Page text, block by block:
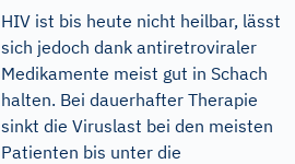
HIV ist bis heute nicht heilbar, lässt
sich jedoch dank antiretroviraler
Medikamente meist gut in Schach
halten. Bei dauerhafter Therapie
sinkt die Viruslast bei den meisten
Patienten bis unter die